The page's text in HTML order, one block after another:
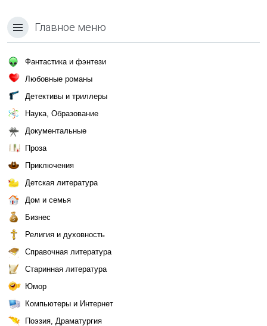
Главное меню
Фантастика и фэнтези
Любовные романы
Детективы и триллеры
Наука, Образование
Документальные
Проза
Приключения
Детская литература
Дом и семья
Бизнес
Религия и духовность
Справочная литература
Старинная литература
Юмор
Компьютеры и Интернет
Поэзия, Драматургия